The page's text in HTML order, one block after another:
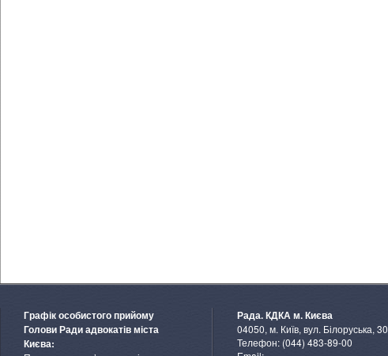
Графік особистого прийому
Голови Ради адвокатів міста
Києва:
Рада. КДКА м. Києва
04050, м. Київ, вул. Білоруська, 30
Телефон: (044) 483-89-00